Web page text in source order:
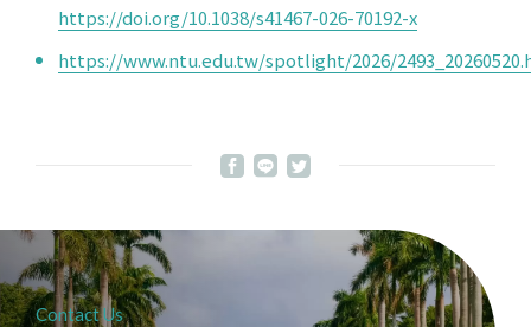
https://doi.org/10.1038/s41467-026-70192-x
https://www.ntu.edu.tw/spotlight/2026/
Contact Us